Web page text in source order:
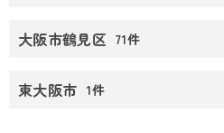
大阪市鶴見区 71件
東大阪市 1件